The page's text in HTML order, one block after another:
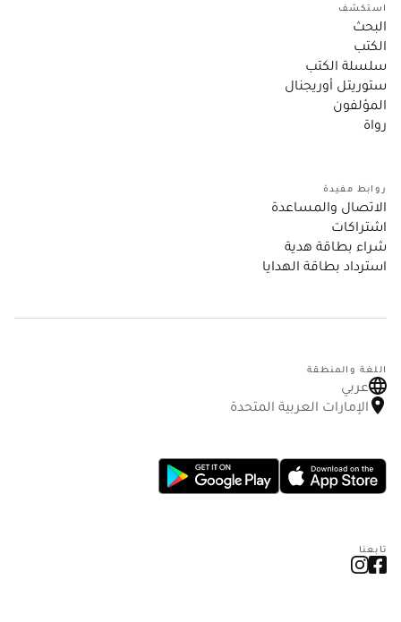
استكشف
البحث
الكتب
سلسلة الكتب
ستوريتل أوريجنال
المؤلفون
رواة
روابط مفيدة
الاتصال والمساعدة
اشتراكات
شراء بطاقة هدية
استرداد بطاقة الهدايا
اللغة والمنطقة
عربي
الإمارات العربية المتحدة
تابعنا